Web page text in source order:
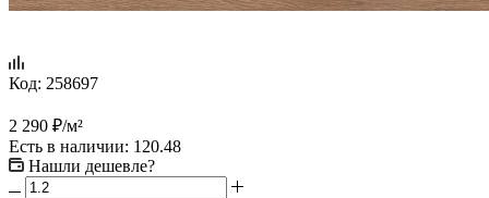
Код: 258697
2 290 ₽/м²
Есть в наличии: 120.48
Нашли дешевле?